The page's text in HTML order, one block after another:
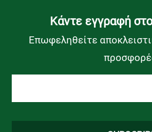
Kάντε εγγραφή
Επωφεληθείτε